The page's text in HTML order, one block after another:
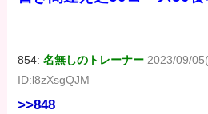
854:名無しのトレーナー 2023/09/
ID:l8zXsgQJM
>>848